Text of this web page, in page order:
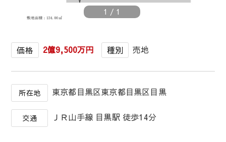
1 / 1
価格 2億9,500万円 種別 売地
所在地 東京都目黒区東京都目黒区目黒
交通 ＪＲ山手線 目黒駅 徒歩14分